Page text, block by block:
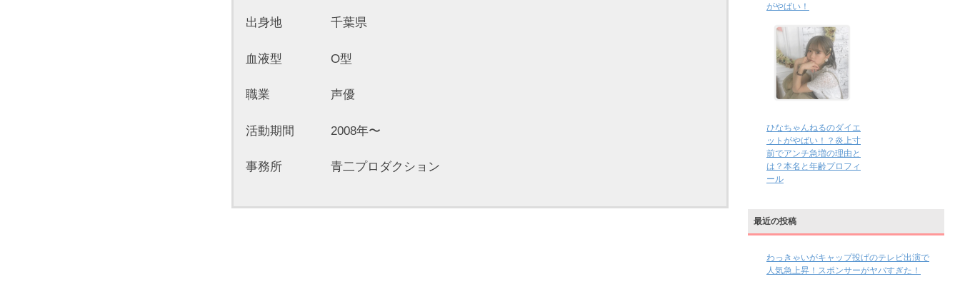
出身地 千葉県
血液型 O型
職業 声優
活動期間 2008年〜
事務所 青二プロダクション
がやばい！
ひなちゃんねるのダイエ
ットがやばい！？炎上寸
前でアンチ急増の理由と
は？本名と年齢プロフィ
ール
最近の投稿
わっきゃいがキャップ投げのテレビ出演で
人気急上昇！スポンサーがヤバすぎた！